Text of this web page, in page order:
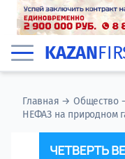
KAZAN
Главная →Общество
НЕФАЗ на природном